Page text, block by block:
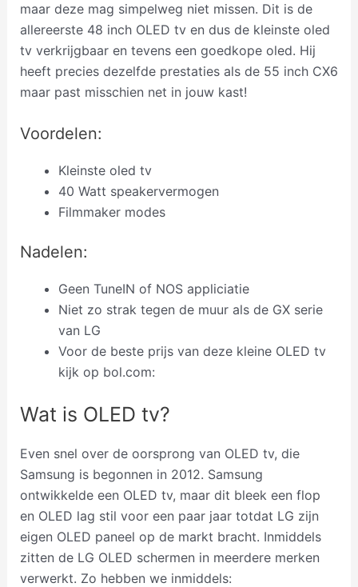
maar deze mag simpelweg niet missen. Dit is de
allereerste 48 inch OLED tv en dus de kleinste oled
tv verkrijgbaar en tevens een goedkope oled. Hij
heeft precies dezelfde prestaties als de 55 inch CX6
maar past misschien net in jouw kast!
Voordelen:
Kleinste oled tv
40 Watt speakervermogen
Filmmaker modes
Nadelen:
Geen TuneIN of NOS appliciatie
Niet zo strak tegen de muur als de GX serie
van LG
Voor de beste prijs van deze kleine OLED tv
kijk op bol.com:
Wat is OLED tv?
Even snel over de oorsprong van OLED tv, die
Samsung is begonnen in 2012. Samsung
ontwikkelde een OLED tv, maar dit bleek een flop
en OLED lag stil voor een paar jaar totdat LG zijn
eigen OLED paneel op de markt bracht. Inmiddels
zitten de LG OLED schermen in meerdere merken
verwerkt. Zo hebben we inmiddels: